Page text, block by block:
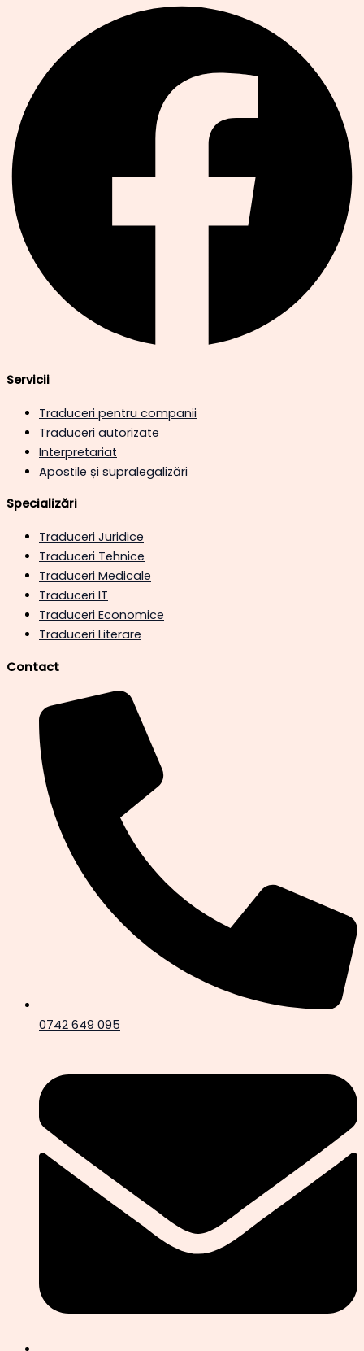
Servicii
Traduceri pentru companii
Traduceri autorizate
Interpretariat
Apostile și supralegalizări
Specializări
Traduceri Juridice
Traduceri Tehnice
Traduceri Medicale
Traduceri IT
Traduceri Economice
Traduceri Literare
Contact
0742 649 095